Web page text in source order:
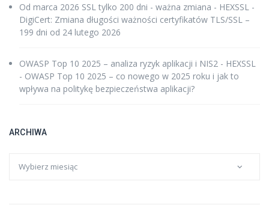
Od marca 2026 SSL tylko 200 dni - ważna zmiana - HEXSSL -
DigiCert: Zmiana długości ważności certyfikatów TLS/SSL –
199 dni od 24 lutego 2026
OWASP Top 10 2025 – analiza ryzyk aplikacji i NIS2 - HEXSSL
- OWASP Top 10 2025 – co nowego w 2025 roku i jak to
wpływa na politykę bezpieczeństwa aplikacji?
ARCHIWA